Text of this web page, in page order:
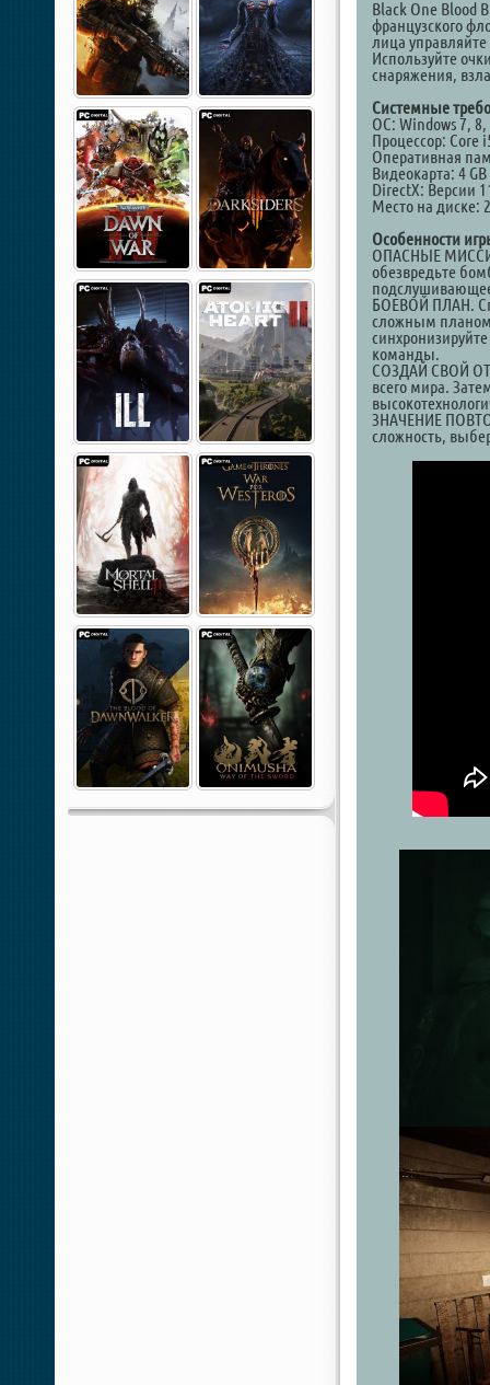
Black One Blood
французского
лица
Используйте
снаряжения,
Системные
ОС: Windows 7,
Процессор: Core
Оперативная
Видеокарта: 4
DirectX: Версии
Место на диске:
Особенности
ОПАСНЫЕ
обезвредьте
подслушивающее
БОЕВОЙ ПЛАН.
сложным
команды.
СОЗДАЙ СВОЙ
всего мира.
ЗНАЧЕНИЕ
сложность,